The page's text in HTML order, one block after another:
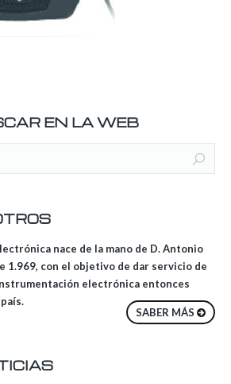
EN LA WEB
nace de la mano de D. Antonio
1.969, con el objetivo de dar servicio de
electrónica entonces
SABER MÁS